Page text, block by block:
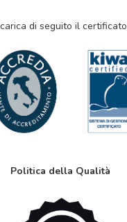
di seguito il certificato
Politica della Qualità